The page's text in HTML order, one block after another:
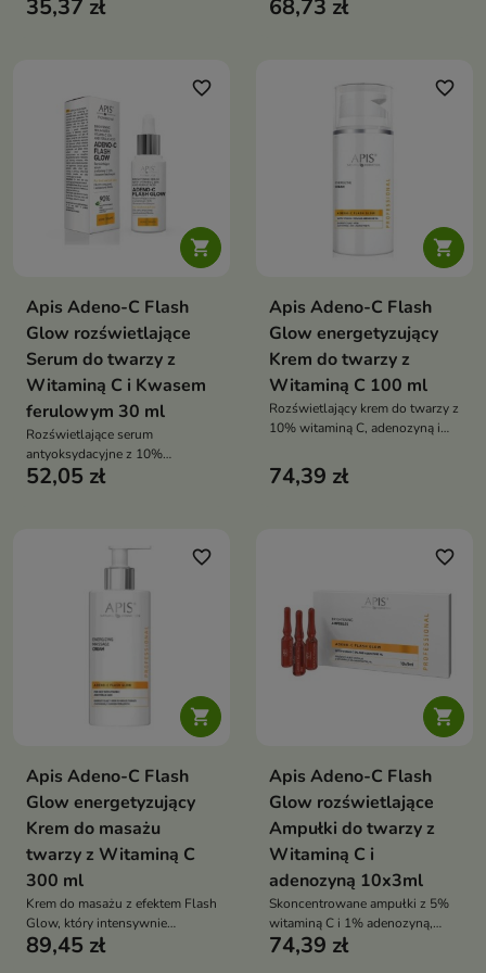
intensywnie nawilża i nadaje
35,37 zł
witaminą C, który wygładza,
68,73 zł

favorite_border
Apis Adeno-C Flash
Glow rozświetlające
Serum do twarzy z
Witaminą C i Kwasem
ferulowym 30 ml
Rozświetlające serum
antyoksydacyjne z 10%
witaminą C, które redukuje
52,05 zł

favorite_border
Apis Adeno-C Flash
Glow energetyzujący
Krem do twarzy z
Witaminą C 100 ml
Rozświetlający krem do twarzy z
10% witaminą C, adenozyną i
nawilża, wygładza i przywraca
skórze świeży blask
74,39 zł

favorite_border
Apis Adeno-C Flash
Glow energetyzujący
Krem do masażu
twarzy z Witaminą C
300 ml
Krem do masażu z efektem Flash
Glow, który intensywnie
regeneruje, nawilża i nadaje
89,45 zł

favorite_border
Apis Adeno-C Flash
Glow rozświetlające
Ampułki do twarzy z
Witaminą C i
adenozyną 10x3ml
Skoncentrowane ampułki z 5%
witaminą C i 1% adenozyną,
które intensywnie rozświetlają,
74,39 zł